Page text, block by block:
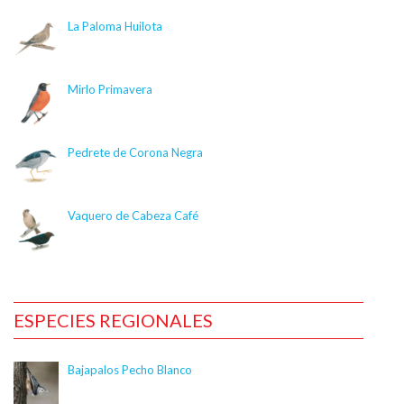
line
36
CitSciImage::$title_link is deprecated in
/nas/content/live/dcelebirds/wp-
line
Deprecated
: Creation of dynamic property
CitSciImage::$photographer is deprecated in
/nas/content/live/dcelebirds/wp-
Deprecated: Creation of dynamic property
CitSciImage::$res_link is deprecated in
/nas/content/live/dcelebirds/wp-
La Paloma Huilota
Mirlo Primavera
Pedrete de Corona Negra
Vaquero de Cabeza Café
ESPECIES REGIONALES
Bajapalos Pecho Blanco